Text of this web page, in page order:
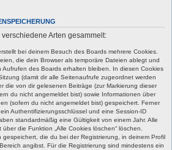
Arten gesammelt:
bei deinem Besuch des Boards mehrere Cookies.
die dein Browser als temporäre Dateien ablegt und
Aufrufen des Boards erhalten bleiben. In diesen Cookies
(damit dir alle Seitenaufrufe zugeordnet werden
die von dir gelesenen Beiträge (zur Markierung dieser
du nicht angemeldet bist) sowie Informationen über
(sofern du nicht angemeldet bist) gespeichert. Ferner
Authentifizierungsschlüssel und eine Session-ID
standardmäßig eine Gültigkeit von einem Jahr. Alle
die Funktion „Alle Cookies löschen“ löschen.
gespeichert, die du bei der Registrierung, in deinem Profil
angibst. Für die Registrierung sind mindestens ein